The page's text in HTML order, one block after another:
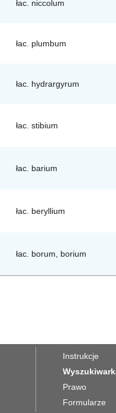
łac. niccolum
łac. plumbum
łac. hydrargyrum
łac. stibium
łac. barium
łac. beryllium
łac. borum, borium
Instrukcje
Prawo
Formularze